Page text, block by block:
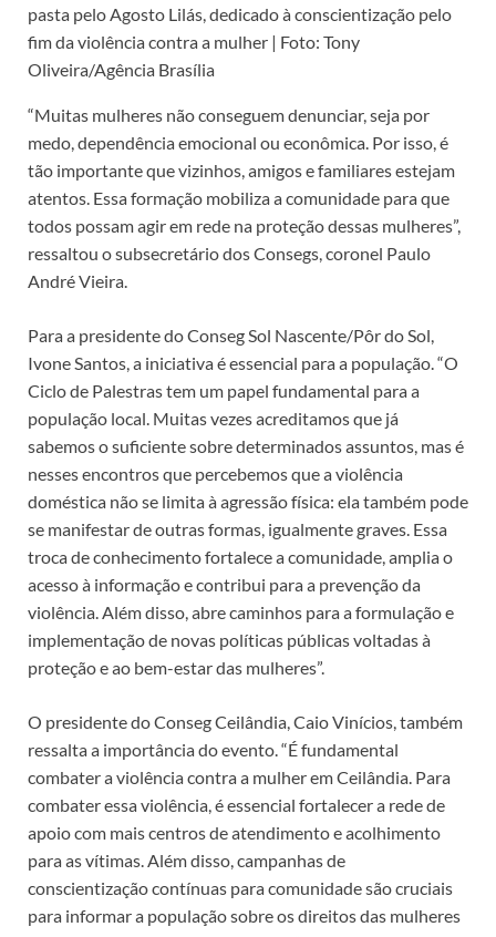
pasta pelo Agosto Lilás, dedicado à conscientização pelo
fim da violência contra a mulher | Foto: Tony
Oliveira/Agência Brasília
“Muitas mulheres não conseguem denunciar, seja por
medo, dependência emocional ou econômica. Por isso, é
tão importante que vizinhos, amigos e familiares estejam
atentos. Essa formação mobiliza a comunidade para que
todos possam agir em rede na proteção dessas mulheres”,
ressaltou o subsecretário dos Consegs, coronel Paulo
André Vieira.
Para a presidente do Conseg Sol Nascente/Pôr do Sol,
Ivone Santos, a iniciativa é essencial para a população. “O
Ciclo de Palestras tem um papel fundamental para a
população local. Muitas vezes acreditamos que já
sabemos o suficiente sobre determinados assuntos, mas é
nesses encontros que percebemos que a violência
doméstica não se limita à agressão física: ela também pode
se manifestar de outras formas, igualmente graves. Essa
troca de conhecimento fortalece a comunidade, amplia o
acesso à informação e contribui para a prevenção da
violência. Além disso, abre caminhos para a formulação e
implementação de novas políticas públicas voltadas à
proteção e ao bem-estar das mulheres”.
O presidente do Conseg Ceilândia, Caio Vinícios, também
ressalta a importância do evento. “É fundamental
combater a violência contra a mulher em Ceilândia. Para
combater essa violência, é essencial fortalecer a rede de
apoio com mais centros de atendimento e acolhimento
para as vítimas. Além disso, campanhas de
conscientização contínuas para comunidade são cruciais
para informar a população sobre os direitos das mulheres